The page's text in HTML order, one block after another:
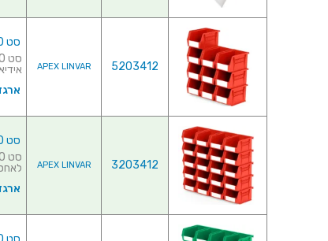
5203412
APEX LINVAR
סט 10 תאי אחסון מודולריים אדומים - 210MM X 140MM X 130MM
3203412
APEX LINVAR
סט 20 תאי אחסון מודולריים אדומים - 135MM X 105MM X 75MM